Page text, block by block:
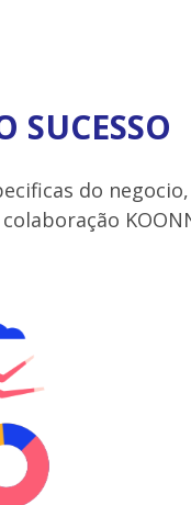
SUCESSO
do negocio,